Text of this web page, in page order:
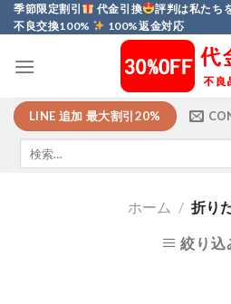
Skip
to
季節限定割引 代金引換 評判は私たち
不良交換100%
100%返金対応
LINE 追加 最大割引20%
ホーム / 折り
絞り込